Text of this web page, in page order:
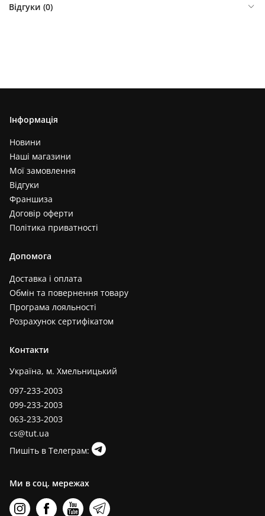
Відгуки (0)
Інформація
Новини
Наші магазини
Мої замовлення
Відгуки
Франшиза
Договір оферти
Політика приватності
Допомога
Доставка і оплата
Обмін та повернення товару
Програма лояльності
Розрахунок сертифікатом
Контакти
Україна, м. Хмельницький
097-233-2003
099-233-2003
063-233-2003
cs@tut.ua
Пишіть в Телеграм:
Ми в соц. мережах